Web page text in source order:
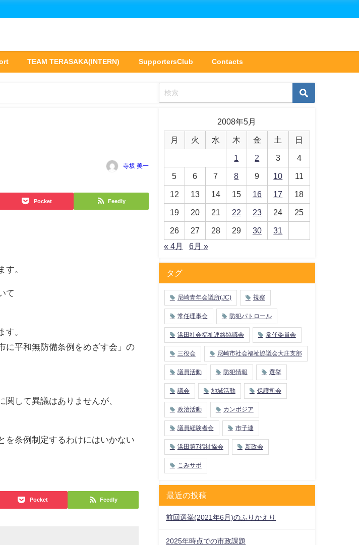
TEAM TERASAKA(INTERN) SupportersClub Contacts
寺坂 美一
Pocket Feedly
す。
て
す。
に平和無防備条例をめざす会」の
して異議はありませんが、
を条例制定するわけにはいかない
Pocket Feedly
2008年5月
月 火 水 木 金 土 日
1 2 3 4
5 6 7 8 9 10 11
12 13 14 15 16 17 18
19 20 21 22 23 24 25
26 27 28 29 30
31
« 4月
6月 »
タグ
尼崎青年会議所(JC) 視察
常任理事会 防犯パトロール
浜田社会福祉連絡協議会 常任委員会
三役会 尼崎市社会福祉協議会大庄支部
議員活動 防犯情報 選挙
議会 地域活動 保護司会
政治活動 カンボジア
議員経験者会 市子連
浜田第7福祉協会 新政会
こみサポ
最近の投稿
前回選挙(2021年6月)のふりかえり
2025年時点での市政課題